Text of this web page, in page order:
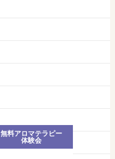
無料アロマテラピー
体験会